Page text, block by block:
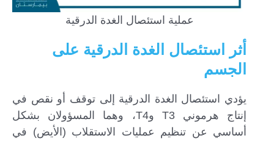
عملية استئصال الغدة الدرقية
أثر استئصال الغدة الدرقية على
الجسم
يؤدي استئصال الغدة الدرقية إلى توقف أو نقص في
إنتاج هرموني T3 وT4، وهما المسؤولان بشكل
أساسي عن تنظيم عمليات الاستقلاب (الأيض) في